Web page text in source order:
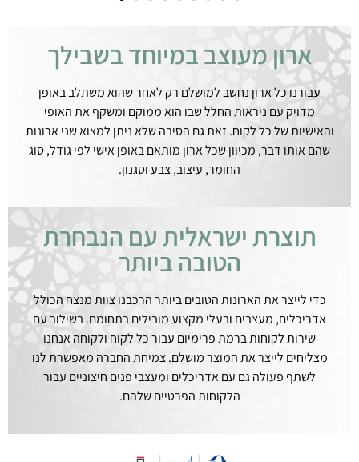
ארון מעוצב במיוחד בשבילך
עבורנו כל ארון נחשב למושלם רק לאחר שהוא משתלב באופן
מדויק עם ניראות החלל שבו הוא ממוקם ומשקף את האופי
והאישיות של כל לקוח. זאת גם הסיבה שלא ניתן למצוא שני ארונות
שהם אותו דבר, מכיוון שכל ארון מותאם באופן אישי לפי גודל, סוג
החומר, עיצוב, צבע וסגנון.
תוצרת ישראלית עם הנבחרת
הטובה ביותר
כדי לייצר את הארונות הטובים ביותר הרכבנו צוות מנצח הכולל
אדריכלים, מעצבים ובעלי מקצוע מובילים בתחומם. בשילוב עם
שירות לקוחות ברמת פרימיום עבור כל לקוח ולקוחה אנחנו
מצליחים לייצר את המוצר מושלם. צמיחת החברה מאפשרת לנו
לשתף פעולה גם עם אדריכלים ומעצבי פנים חיצוניים עבור
הלקוחות הפרטיים שלהם.